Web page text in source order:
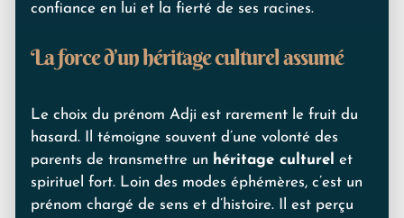
confiance en lui et la fierté de ses racines.
La force d’un héritage culturel assumé
Le choix du prénom Adji est rarement le fruit du
hasard. Il témoigne souvent d’une volonté des
parents de transmettre un héritage culturel et
spirituel fort. Loin des modes éphémères, c’est un
prénom chargé de sens et d’histoire. Il est perçu